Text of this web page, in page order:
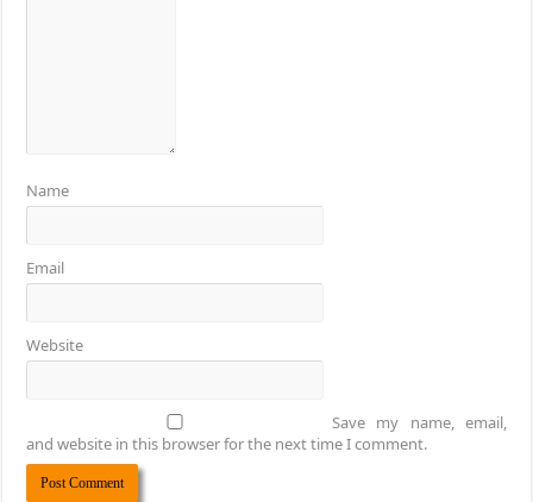
Name
Email
Website
Save my name, email,
and website in this browser for the next time I comment.